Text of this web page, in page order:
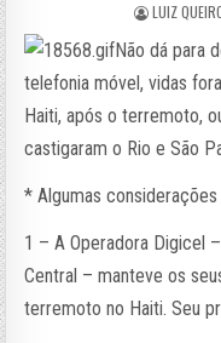
LUIZ
Não dá para
telefonia móvel, vidas
Haiti, após o terremoto,
castigaram o Rio e São
* Algumas
1 – A Operadora Digicel
Central – manteve os
terremoto no Haiti. Seu